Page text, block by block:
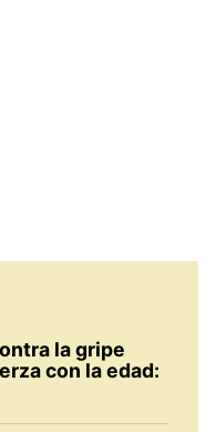
la gripe
con la edad: